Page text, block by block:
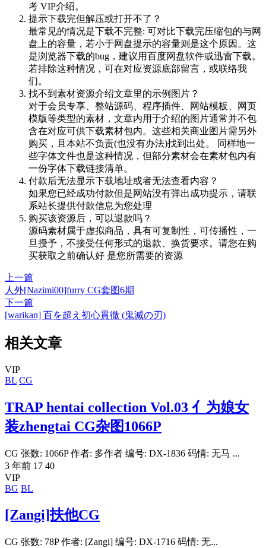
考 VIP介绍。
提示下载完但解压或打开不了？
最常见的情况是下载不完整: 可对比下载完压缩包的与网
盘上的容量，若小于网盘提示的容量则是这个原因。这
是浏览器下载的bug，建议用百度网盘软件或迅雷下载。
若排除这种情况，可在对应资源底部留言，或联络我
们。
找不到素材资源介绍文章里的示例图片？
对于会员专享、整站源码、程序插件、网站模板、网页
模版等类型的素材，文章内用于介绍的图片通常并不包
含在对应可供下载素材包内。这些相关商业图片需另外
购买，且本站不负责(也没有办法)找到出处。 同样地一
些字体文件也是这种情况，但部分素材会在素材包内有
一份字体下载链接清单。
付款后无法显示下载地址或者无法查看内容？
如果您已经成功付款但是网站没有弹出成功提示，请联
系站长提供付款信息为您处理
购买该资源后，可以退款吗？
源码素材属于虚拟商品，具有可复制性，可传播性，一
旦授予，不接受任何形式的退款、换货要求。请您在购
买获取之前确认好 是您所需要的资源
上一篇
人外[Nazimi00]furry CG套图6期
下一篇
[warikan] 百を超え初心貫徹 (鬼滅の刃)
相关文章
VIP
BL CG
TRAP hentai collection Vol.03 亻为娘女
装zhengtai CG杂图1066P
CG 张数: 1066P 作者: 多作者 编号: DX-1836 码情: 无马 ...
3 年前 17 40
VIP
BG BL
[Zangi]扶他CG
CG 张数: 78P 作者: [Zangi] 编号: DX-1716 码情: 无...